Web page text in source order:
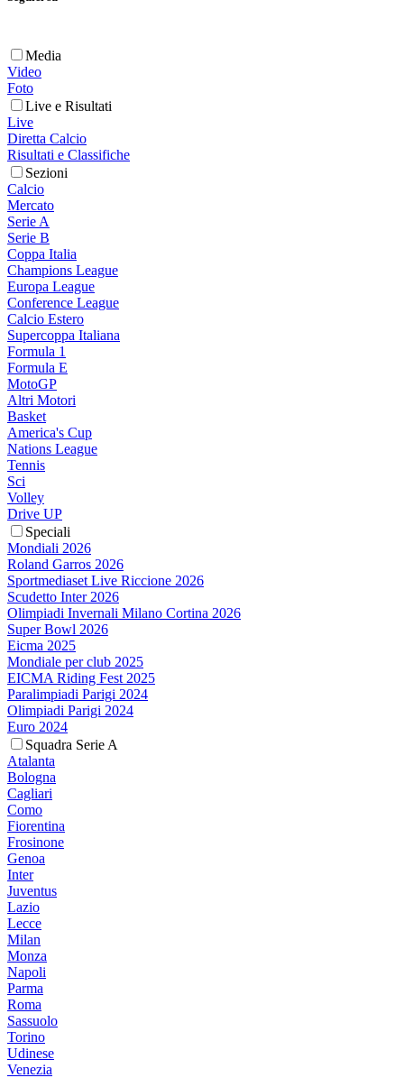
Media
Video
Foto
Live e Risultati
Live
Diretta Calcio
Risultati e Classifiche
Sezioni
Calcio
Mercato
Serie A
Serie B
Coppa Italia
Champions League
Europa League
Conference League
Calcio Estero
Supercoppa Italiana
Formula 1
Formula E
MotoGP
Altri Motori
Basket
America's Cup
Nations League
Tennis
Sci
Volley
Drive UP
Speciali
Mondiali 2026
Roland Garros 2026
Sportmediaset Live Riccione 2026
Scudetto Inter 2026
Olimpiadi Invernali Milano Cortina 2026
Super Bowl 2026
Eicma 2025
Mondiale per club 2025
EICMA Riding Fest 2025
Paralimpiadi Parigi 2024
Olimpiadi Parigi 2024
Euro 2024
Squadra Serie A
Atalanta
Bologna
Cagliari
Como
Fiorentina
Frosinone
Genoa
Inter
Juventus
Lazio
Lecce
Milan
Monza
Napoli
Parma
Roma
Sassuolo
Torino
Udinese
Venezia